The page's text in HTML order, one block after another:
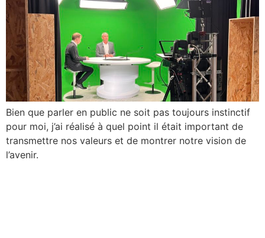
Bien que parler en public ne soit pas toujours instinctif
pour moi, j’ai réalisé à quel point il était important de
transmettre nos valeurs et de montrer notre vision de
l’avenir.